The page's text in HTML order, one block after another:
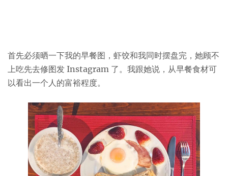
首先必须晒一下我的早餐图，虾饺和我同时摆盘完，她顾不
上吃先去修图发 Instagram 了。我跟她说，从早餐食材可
以看出一个人的富裕程度。